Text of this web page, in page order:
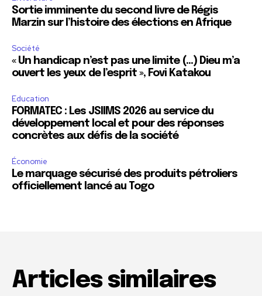
Sortie imminente du second livre de Régis
Marzin sur l’histoire des élections en Afrique
Société
« Un handicap n’est pas une limite (…) Dieu m’a
ouvert les yeux de l’esprit », Fovi Katakou
Education
FORMATEC : Les JSIIMS 2026 au service du
développement local et pour des réponses
concrètes aux défis de la société
Économie
Le marquage sécurisé des produits pétroliers
officiellement lancé au Togo
Articles similaires